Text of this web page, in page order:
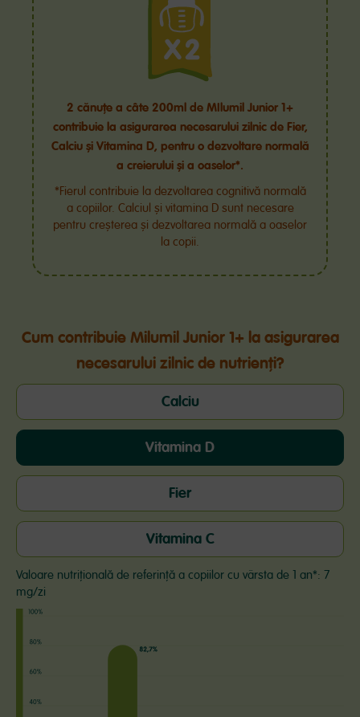
2 cănuțe a câte 200ml de MIlumil Junior 1+
contribuie la asigurarea necesarului zilnic de Fier,
Calciu și Vitamina D, pentru o dezvoltare normală
a creierului și a oaselor*.
*Fierul contribuie la dezvoltarea cognitivă normală
a copiilor. Calciul și vitamina D sunt necesare
pentru creșterea și dezvoltarea normală a oaselor
la copii.
Cum contribuie Milumil Junior 1+ la asigurarea
necesarului zilnic de nutrienți?
Calciu
Vitamina D
Fier
Vitamina C
Valoare nutrițională de referință a copiilor cu vârsta de 1 an*: 7
mg/zi